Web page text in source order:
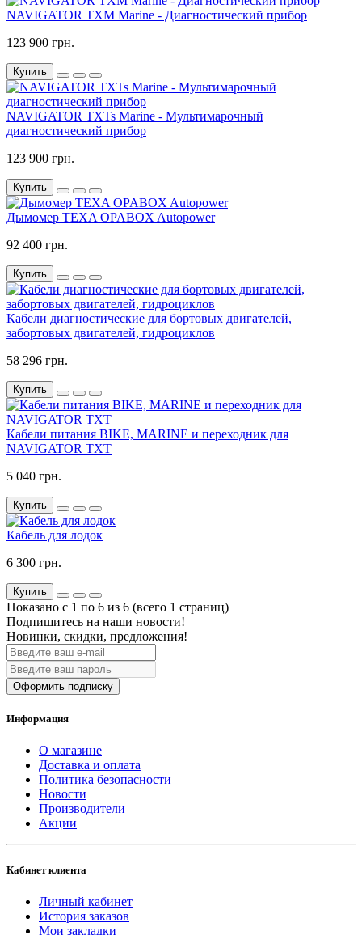
NAVIGATOR TXM Marine - Диагностический прибор
123 900 грн.
Купить
NAVIGATOR TXTs Marine - Мультимарочный
диагностический прибор
123 900 грн.
Купить
Дымомер TEXA OPABOX Autopower
92 400 грн.
Купить
Кабели диагностические для бортовых двигателей,
забортовых двигателей, гидроциклов
58 296 грн.
Купить
Кабели питания BIKE, MARINE и переходник для
NAVIGATOR TXT
5 040 грн.
Купить
Кабель для лодок
6 300 грн.
Купить
Показано с 1 по 6 из 6 (всего 1 страниц)
Подпишитесь на наши новости!
Новинки, скидки, предложения!
Оформить подписку
Информация
О магазине
Доставка и оплата
Политика безопасности
Новости
Производители
Акции
Кабинет клиента
Личный кабинет
История заказов
Мои закладки